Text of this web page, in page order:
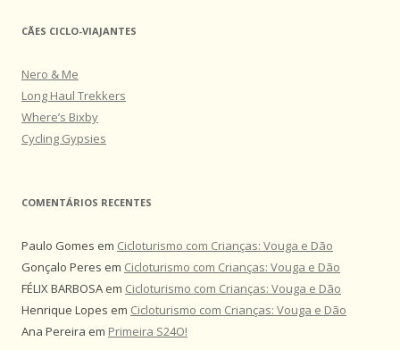
CÃES CICLO-VIAJANTES
Nero & Me
Long Haul Trekkers
Where’s Bixby
Cycling Gypsies
COMENTÁRIOS RECENTES
Paulo Gomes em Cicloturismo com Crianças: Vouga e Dão
Gonçalo Peres em Cicloturismo com Crianças: Vouga e Dão
FÉLIX BARBOSA em Cicloturismo com Crianças: Vouga e Dão
Henrique Lopes em Cicloturismo com Crianças: Vouga e Dão
Ana Pereira em Primeira S24O!